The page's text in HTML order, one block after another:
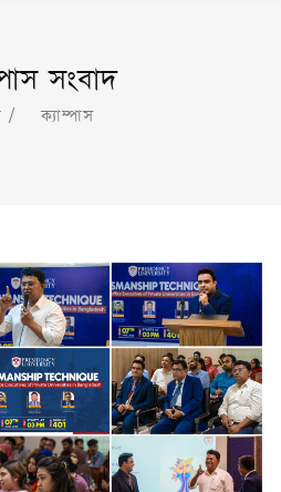
সংবাদ
ক্যাম্পাস